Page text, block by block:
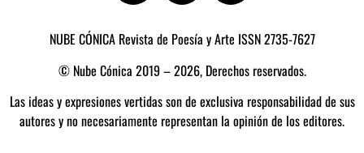
NUBE CÓNICA Revista de Poesía y Arte ISSN 2735-7627
© Nube Cónica 2019 – 2026, Derechos reservados.
Las ideas y expresiones vertidas son de exclusiva responsabilidad de sus
autores y no necesariamente representan la opinión de los editores.